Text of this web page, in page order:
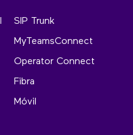
SIP Trunk
MyTeamsConnect
Operator Connect
Fibra
Móvil